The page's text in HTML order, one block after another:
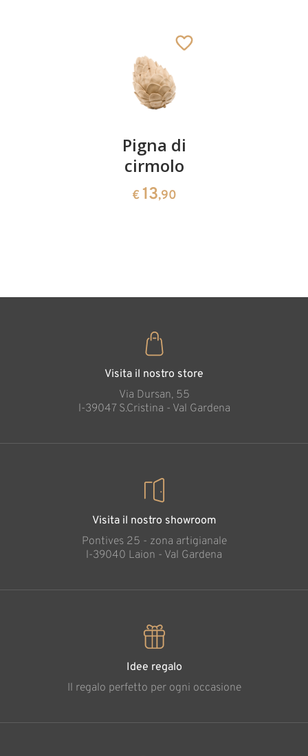
Aggiunto al carrello
Pigna di
cirmolo
€ 13,90
Visita il nostro store
Via Dursan, 55
l-39047 S.Cristina - Val Gardena
Visita il nostro showroom
Pontives 25 - zona artigianale
l-39040 Laion - Val Gardena
Idee regalo
Il regalo perfetto per ogni occasione